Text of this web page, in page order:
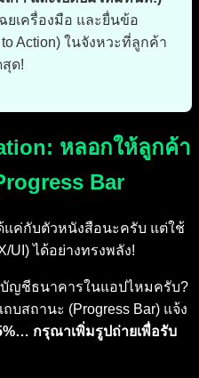
ฉยเครื่องมือ และยื่นข้อ
Action) ในจังหวะที่ลูกค้า
ด!
หลอกให้ลูกค้า
Bar
แค่กับตัวหนังสือนะครับ แต่ใช้
UI) ได้อย่างทรงพลัง!
ญชีธนาคารในแอปไหมครับ?
สถานะ (Progress Bar) แจ้ง
กรุณาเพิ่มรูปถ่ายเพื่อรับ